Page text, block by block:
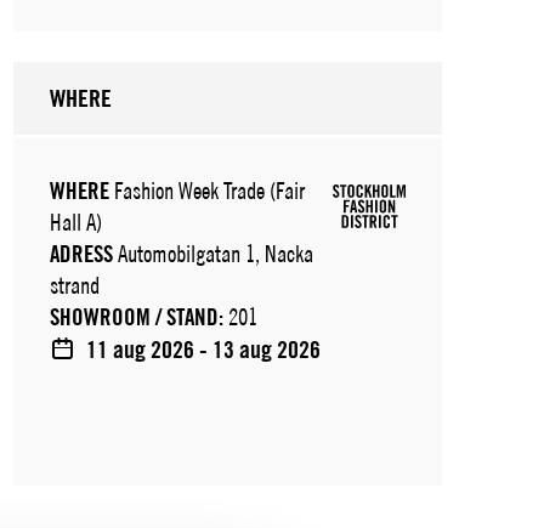
WHERE
WHERE Fashion Week Trade (Fair
Hall A)
ADRESSAutomobilgatan 1, Nacka
strand
SHOWROOM / STAND: 201
11 aug 2026 - 13 aug 2026